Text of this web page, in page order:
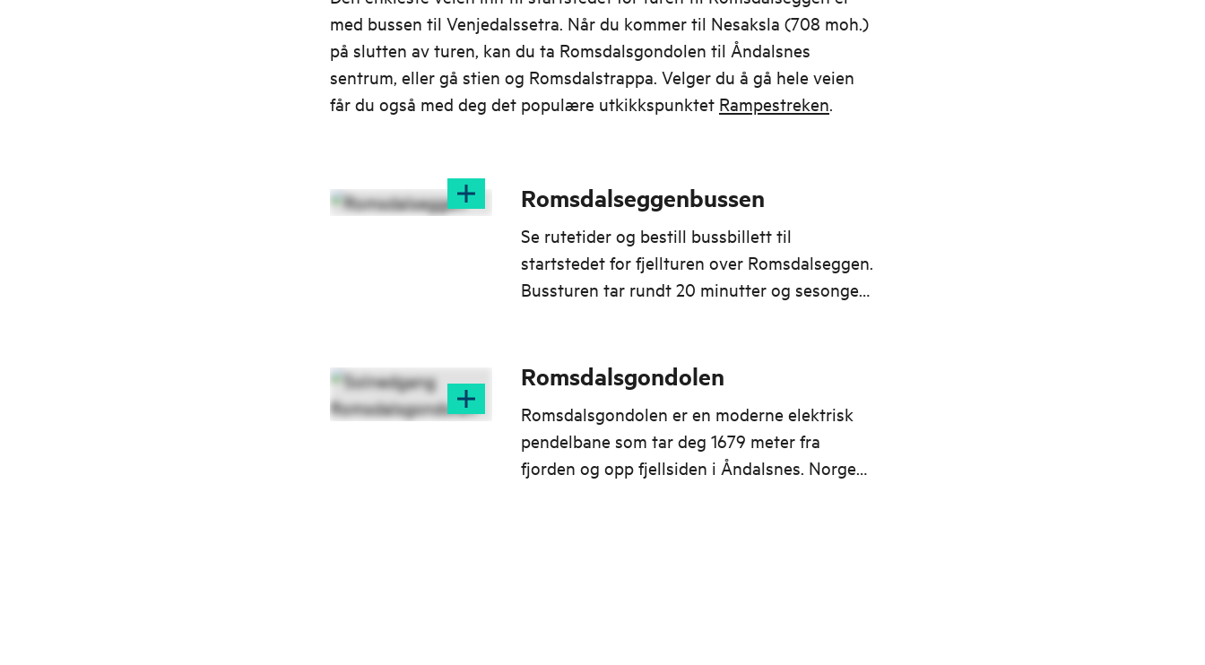
med bussen til Venjedalssetra. Når du kommer til Nesaksla (708 moh.)
på slutten av turen, kan du ta Romsdalsgondolen til Åndalsnes
sentrum, eller gå stien og Romsdalstrappa. Velger du å gå hele veien
får du også med deg det populære utkikkspunktet Rampestreken.
Romsdalseggenbussen
Se rutetider og bestill bussbillett til
startstedet for fjellturen over Romsdalseggen.
Bussturen tar rundt 20 minutter og sesongen
Romsdalsgondolen
Romsdalsgondolen er en moderne elektrisk
pendelbane som tar deg 1679 meter fra
fjorden og opp fjellsiden i Åndalsnes. Norges